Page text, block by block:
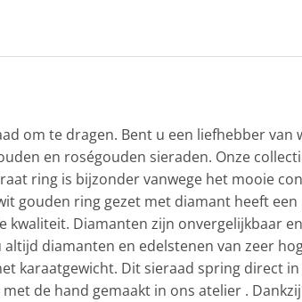
om te dragen. Bent u een liefhebber van
en roségouden sieraden. Onze
ring is bijzonder vanwege het mooie
gouden ring gezet met diamant heeft
Diamanten zijn onvergelijkbaar
diamanten en edelstenen van zeer
karaatgewicht. Dit sieraad spring direct
de hand gemaakt in ons atelier .